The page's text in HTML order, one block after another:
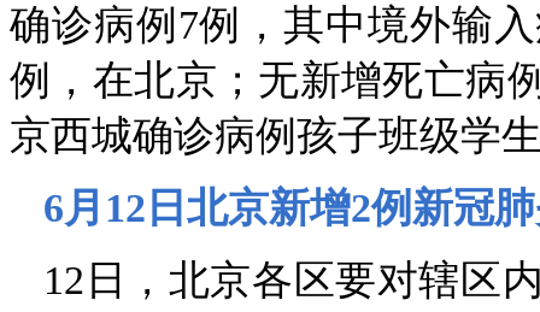
确诊病例7例，其中境外输
例，在北京；无新增死亡病
京西城确诊病例孩子班级学
6月12日北京新增2例新冠
12日，北京各区要对辖区